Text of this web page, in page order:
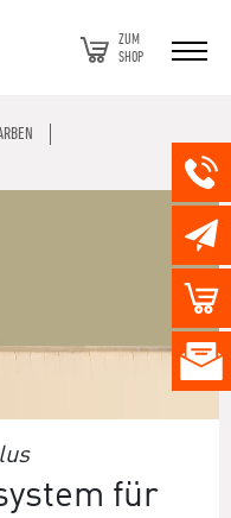
ZUM
SHOP
für